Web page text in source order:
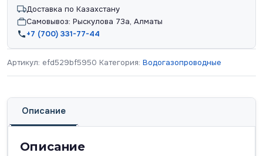
Доставка по Казахстану
Самовывоз: Рыскулова 73а, Алматы
+7 (700) 331-77-44
Артикул: efd529bf5950 Категория: Водогазопроводные
Описание
Описание